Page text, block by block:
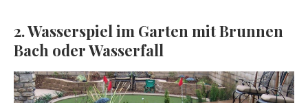
2. Wasserspiel im Garten mit Brunnen
Bach oder Wasserfall